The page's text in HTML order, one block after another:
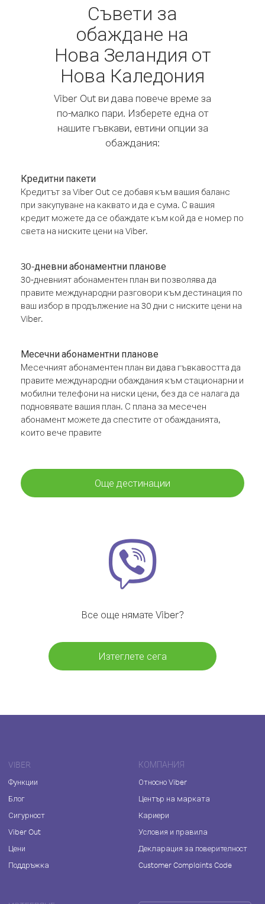
Съвети за
обаждане на
Нова Зеландия от
Нова Каледония
Viber Out ви дава повече време за
по-малко пари. Изберете една от
нашите гъвкави, евтини опции за
обаждания:
Кредитни пакети
Кредитът за Viber Out се добавя към вашия баланс
при закупуване на каквато и да е сума. С вашия
кредит можете да се обаждате към кой да е номер по
света на ниските цени на Viber.
30-дневни абонаментни планове
30-дневният абонаментен план ви позволява да
правите международни разговори към дестинация по
ваш избор в продължение на 30 дни с ниските цени на
Viber.
Месечни абонаментни планове
Месечният абонаментен план ви дава гъвкавостта да
правите международни обаждания към стационарни и
мобилни телефони на ниски цени, без да се налага да
подновявате вашия план. С плана за месечен
абонамент можете да спестите от обажданията,
които вече правите
Още дестинации
Все още нямате Viber?
Изтеглете сега
VIBER
Функции
Блог
Сигурност
Viber Out
Цени
Поддръжка
КОМПАНИЯ
Относно Viber
Център на марката
Кариери
Условия и правила
Декларация за поверителност
Customer Complaints Code